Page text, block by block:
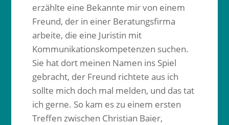
erzählte eine Bekannte mir von einem
Freund, der in einer Beratungsfirma
arbeite, die eine Juristin mit
Kommunikationskompetenzen suchen.
Sie hat dort meinen Namen ins Spiel
gebracht, der Freund richtete aus ich
sollte mich doch mal melden, und das tat
ich gerne. So kam es zu einem ersten
Treffen zwischen Christian Baier,